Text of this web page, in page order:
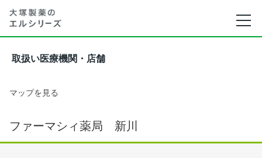
取扱い医療機関・店舗
マップを見る
ファーマシィ薬局 新川